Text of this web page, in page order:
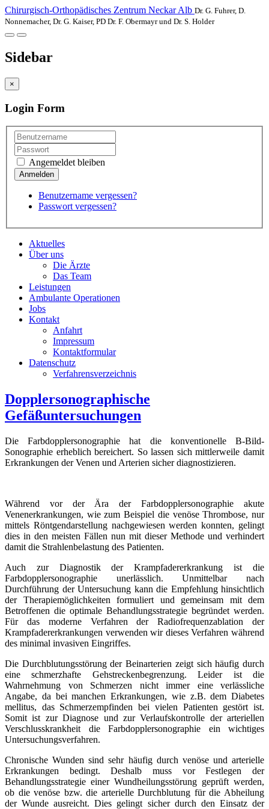
Chirurgisch-Orthopädisches Zentrum Neckar Alb Dr. G. Fuhrer, D.
Nonnemacher, Dr. G. Kaiser, PD Dr. F. Obermayr und Dr. S. Holder
Sidebar
×
Login Form
Angemeldet bleiben
Benutzername vergessen?
Passwort vergessen?
Aktuelles
Über uns
Die Ärzte
Das Team
Leistungen
Ambulante Operationen
Jobs
Kontakt
Anfahrt
Impressum
Kontaktformular
Datenschutz
Verfahrensverzeichnis
Dopplersonographische
Gefäßuntersuchungen
Die Farbdopplersonographie hat die konventionelle B-Bild-
Sonographie erheblich bereichert. So lassen sich mittlerweile damit
Erkrankungen der Venen und Arterien sicher diagnostizieren.
Während vor der Ära der Farbdopplersonographie akute
Venenerkrankungen, wie zum Beispiel die venöse Thrombose, nur
mittels Röntgendarstellung nachgewiesen werden konnten, gelingt
dies in den meisten Fällen nun mit dieser Methode und verhindert
damit die Strahlenbelastung des Patienten.
Auch zur Diagnostik der Krampfadererkrankung ist die
Farbdopplersonographie unerlässlich. Unmittelbar nach
Durchführung der Untersuchung kann die Empfehlung hinsichtlich
der Therapiemöglichkeiten formuliert und gemeinsam mit dem
Betroffenen die optimale Behandlungsstrategie begründet werden.
Für das moderne Verfahren der Radiofrequenzablation der
Krampfadererkrankungen verwenden wir dieses Verfahren während
des minimal invasiven Eingriffes.
Die Durchblutungsstörung der Beinarterien zeigt sich häufig durch
eine schmerzhafte Gehstreckenbegrenzung. Leider ist die
Wahrnehmung von Schmerzen nicht immer eine verlässliche
Angabe, da bei manchen Erkrankungen, wie z.B. dem Diabetes
mellitus, das Schmerzempfinden bei vielen Patienten gestört ist.
Somit ist zur Diagnose und zur Verlaufskontrolle der arteriellen
Verschlusskrankheit die Farbdopplersonographie ein wichtiges
Untersuchungsverfahren.
Chronische Wunden sind sehr häufig durch venöse und arterielle
Erkrankungen bedingt. Deshalb muss vor Festlegen der
Behandlungsstrategie einer Wundheilungsstörung geprüft werden,
ob die venöse bzw. die arterielle Durchblutung für die Abheilung
der Wunde ausreicht. Dies gelingt sicher durch den Einsatz der